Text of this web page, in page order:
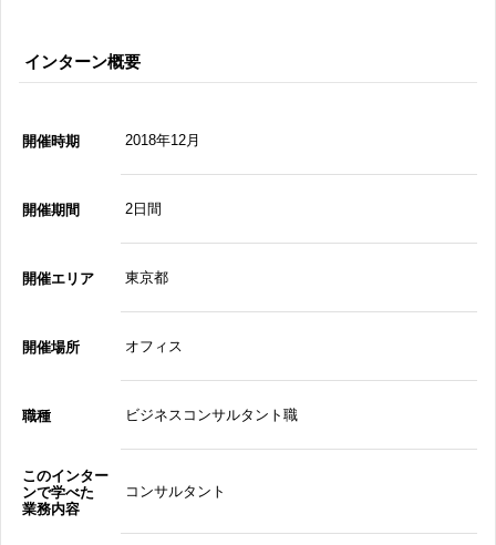
インターン概要
開催時期 2018年12月
開催期間 2日間
開催エリア 東京都
開催場所 オフィス
職種 ビジネスコンサルタント職
このインター
ンで学べた
業務内容
コンサルタント